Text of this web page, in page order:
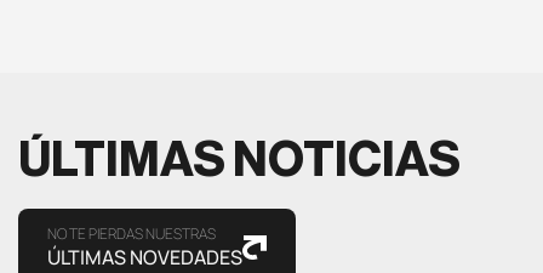
ÚLTIMAS NOTICIAS
NO TE PIERDAS NUESTRAS
ÚLTIMAS NOVEDADES